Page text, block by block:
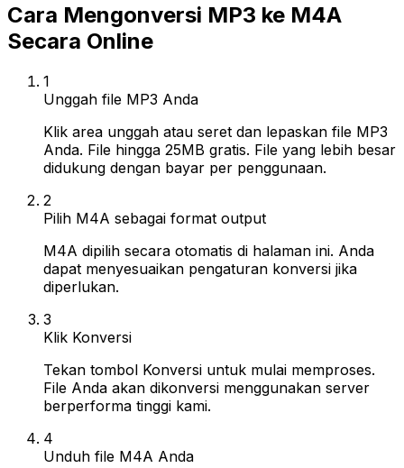
Cara Mengonversi MP3 ke M4A
Secara Online
1
Unggah file MP3 Anda
Klik area unggah atau seret dan lepaskan file MP3
Anda. File hingga 25MB gratis. File yang lebih besar
didukung dengan bayar per penggunaan.
2
Pilih M4A sebagai format output
M4A dipilih secara otomatis di halaman ini. Anda
dapat menyesuaikan pengaturan konversi jika
diperlukan.
3
Klik Konversi
Tekan tombol Konversi untuk mulai memproses.
File Anda akan dikonversi menggunakan server
berperforma tinggi kami.
4
Unduh file M4A Anda